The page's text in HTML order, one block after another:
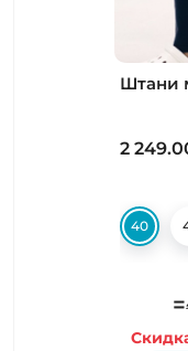
Штани
2
40
=